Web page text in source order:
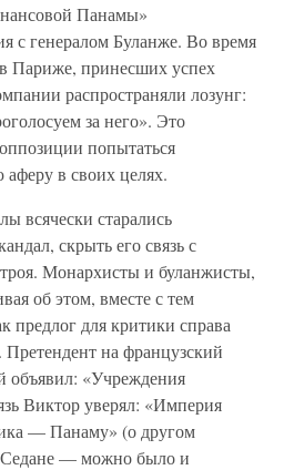
Панамы»
с генералом Буланже. Во время
Париже, принесших успех
распространяли лозунг:
за него». Это
попытаться
аферу в своих целях.
всячески старались
скрыть его связь с
Монархисты и буланжисты,
об этом, вместе с тем
предлог для критики справа
Претендент на французский
объявил: «Учреждения
Виктор уверял: «Империя
— Панаму» (о другом
— можно было и